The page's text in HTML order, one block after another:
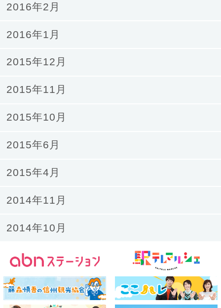
2016年2月
2016年1月
2015年12月
2015年11月
2015年10月
2015年6月
2015年4月
2014年11月
2014年10月